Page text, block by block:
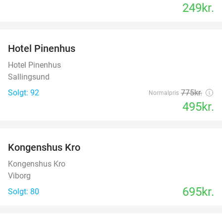
249kr.
Hotel Pinenhus
Hotel Pinenhus
Sallingsund
Solgt: 92
Normalpris 775kr.
495kr.
Kongenshus Kro
Kongenshus Kro
Viborg
Solgt: 80
695kr.